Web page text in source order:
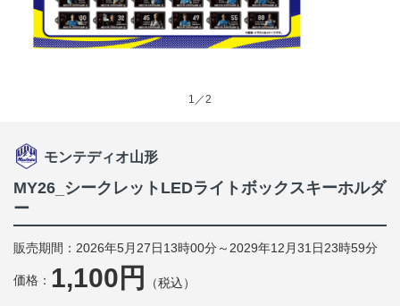
1／2
モンテディオ山形
MY26_シークレットLEDライトボックスキーホルダ
ー
販売期間：2026年5月27日13時00分～2029年12月31日23時59分
価格： 1,100円 （税込）